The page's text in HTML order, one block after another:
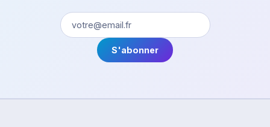
S'abonner